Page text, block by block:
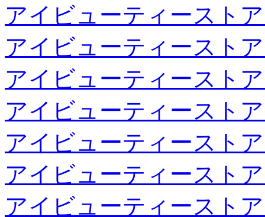
アイビューティースト
アイビューティースト
アイビューティースト
アイビューティースト
アイビューティースト
アイビューティースト
アイビューティースト